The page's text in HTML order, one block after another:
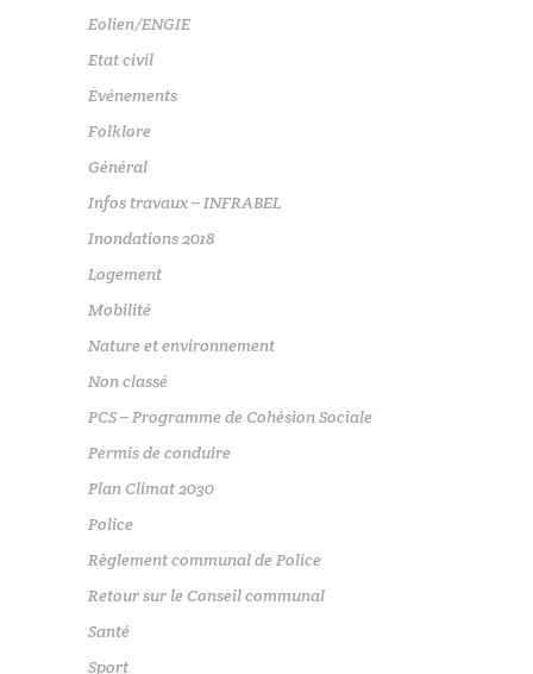
Eolien/ENGIE
Etat civil
Événements
Folklore
Général
Infos travaux – INFRABEL
Inondations 2018
Logement
Mobilité
Nature et environnement
Non classé
PCS – Programme de Cohésion Sociale
Permis de conduire
Plan Climat 2030
Police
Règlement communal de Police
Retour sur le Conseil communal
Santé
Sport